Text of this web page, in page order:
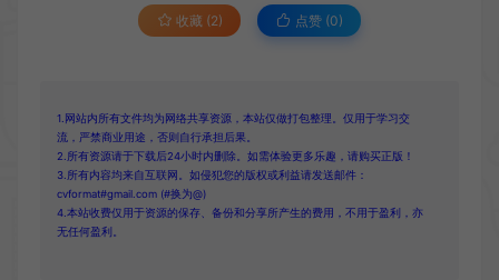
收藏 (2) 点赞 (0)
1.网站内所有文件均为网络共享资源，本站仅做打包整理。仅用于学习交
流，严禁商业用途，否则自行承担后果。
2.所有资源请于下载后24小时内删除。如需体验更多乐趣，请购买正版！
3.所有内容均来自互联网。如侵犯您的版权或利益请发送邮件：
cvformat#gmail.com (#换为@)
4.本站收费仅用于资源的保存、备份和分享所产生的费用，不用于盈利，亦
无任何盈利。